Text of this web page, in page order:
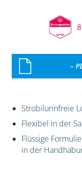
–
Strobilurinfreie
Flexibel in der
Flüssige
in der